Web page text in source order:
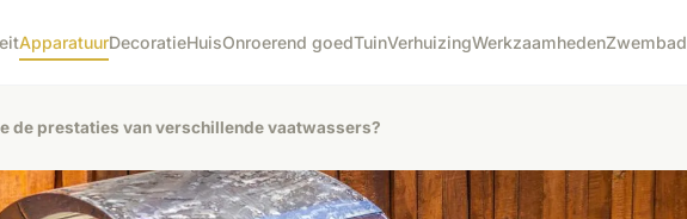
ApparatuurDecoratieHuisOnroerend goedTuinVerhuizingWerkzaamhedenZwembad
de prestaties van verschillende vaatwassers?